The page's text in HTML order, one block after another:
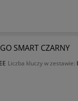
SMART CZARNY
Liczba kluczy w zestawie: